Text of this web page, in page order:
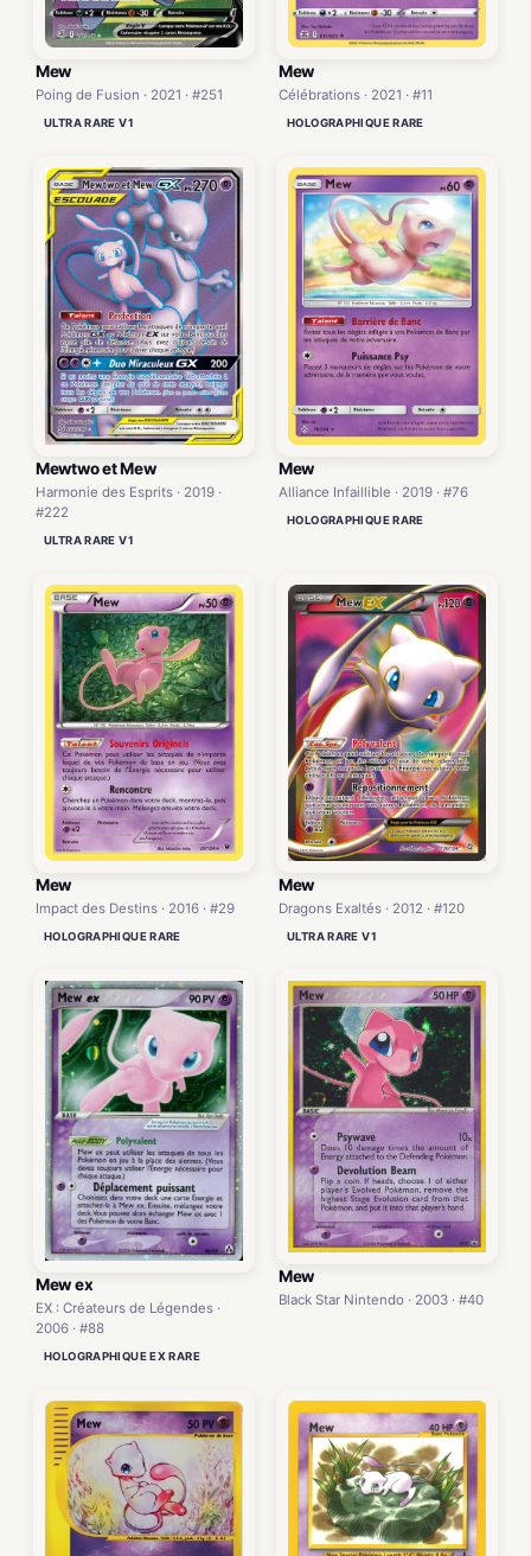
Mew
Poing de Fusion · 2021 · #251
ULTRA RARE V1
Mew
Célébrations · 2021 · #11
HOLOGRAPHIQUE RARE
Mewtwo et Mew
Harmonie des Esprits · 2019 ·
#222
ULTRA RARE V1
Mew
Alliance Infaillible · 2019 · #76
HOLOGRAPHIQUE RARE
Mew
Impact des Destins · 2016 · #29
HOLOGRAPHIQUE RARE
Mew
Dragons Exaltés · 2012 · #120
ULTRA RARE V1
Mew ex
EX : Créateurs de Légendes ·
2006 · #88
HOLOGRAPHIQUE EX RARE
Mew
Black Star Nintendo · 2003 · #40